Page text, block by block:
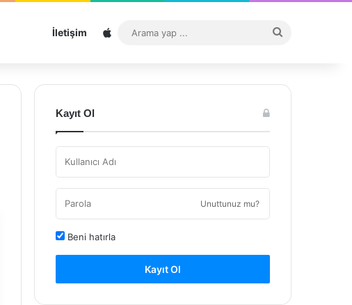
İletişim Sitemap
...
Kayıt Ol
Unuttunuz mu?
Beni hatırla
Kayıt Ol